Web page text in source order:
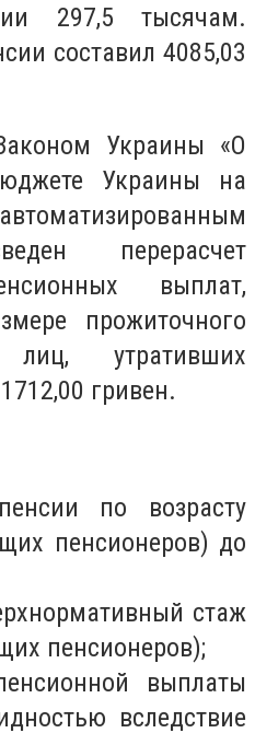
297,5 тысячам.
составил 4085,03
Украины «О
Украины на
перерасчет
выплат,
прожиточного
утративших
гривен.
по возрасту
пенсионеров) до
стаж
пенсионеров);
выплаты
вследствие